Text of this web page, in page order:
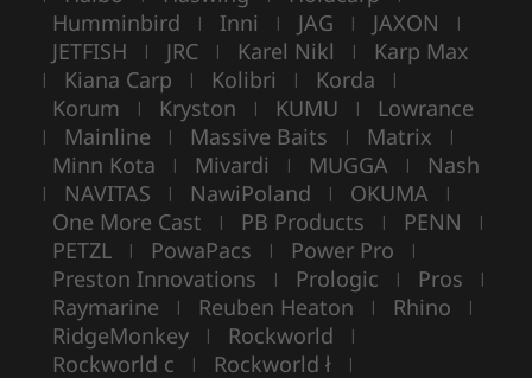
Humminbird | Inni | JAG | JAXON |
JETFISH | JRC | Karel Nikl | Karp Max
| Kiana Carp | Kolibri | Korda |
Korum | Kryston | KUMU | Lowrance
| Mainline | Massive Baits | Matrix |
Minn Kota | Mivardi | MUGGA | Nash
| NAVITAS | NawiPoland | OKUMA |
One More Cast | PB Products | PENN |
PETZL | PowaPacs | Power Pro |
Preston Innovations | Prologic | Pros |
Raymarine | Reuben Heaton | Rhino |
RidgeMonkey | Rockworld |
Rockworld c | Rockworld ł |